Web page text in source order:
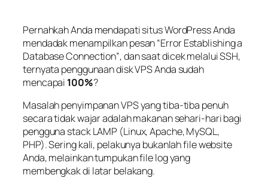
Pernahkah Anda mendapati situs WordPress Anda
mendadak menampilkan pesan“Error Establishing a
Database Connection”, dan saat dicek melalui SSH,
ternyata penggunaan disk VPS Anda sudah
mencapai 100%?
Masalah penyimpanan VPS yang tiba-tiba penuh
secara tidak wajar adalah makanan sehari-hari bagi
pengguna stackLAMP (Linux, Apache, MySQL,
PHP). Sering kali, pelakunya bukanlah file website
Anda, melainkan tumpukan file log yang
membengkak di latar belakang.